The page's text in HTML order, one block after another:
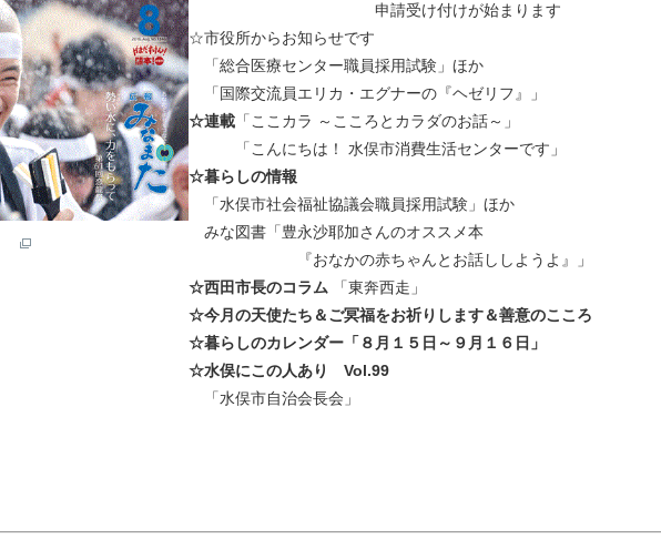
申請受け付けが始まります
☆市役所からお知らせです
「総合医療センター職員採用試験」ほか
「国際交流員エリカ・エグナーの『ヘゼリフ』」
☆連載 「ここカラ ～こころとカラダのお話～」
「こんにちは！ 水俣市消費生活センターです」
☆暮らしの情報
「水俣市社会福祉協議会職員採用試験」ほか
みな図書「豊永沙耶加さんのオススメ本
『おなかの赤ちゃんとお話ししようよ』」
☆西田市長のコラム 「東奔西走」
☆今月の天使たち＆ご冥福をお祈りします＆善意のこころ
☆暮らしのカレンダー「８月１５日～９月１６日」
☆水俣にこの人あり Vol.99
「水俣市自治会長会」